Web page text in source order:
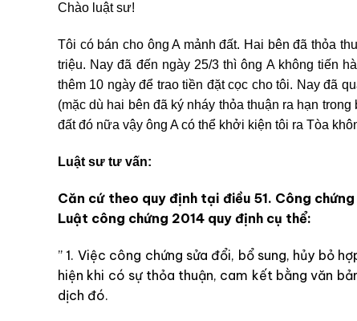
Chào luật sư!
Tôi có bán cho ông A mảnh đất. Hai bên đã thỏa
triệu. Nay đã đến ngày 25/3 thì ông A không tiến
thêm 10 ngày để trao tiền đặt cọc cho tôi. Nay đã
(mặc dù hai bên đã ký nháy thỏa thuận ra hạn
đất đó nữa vậy ông A có thể khởi kiện tôi ra Tòa
Luật sư tư vấn:
Căn cứ theo quy định tại điều 51. Công
Luật công chứng 2014 quy định cụ thể:
” 1. Việc công chứng sửa đổi, bổ sung, hủy bỏ
hiện khi có sự thỏa thuận, cam kết bằng văn
dịch đó.